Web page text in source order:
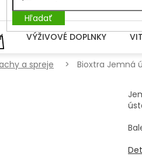
Hľadať
NÁKUPNÝ
KOŠÍK
VÝŽIVOVÉ DOPLNKY
a spreje Bioxtra Jemná